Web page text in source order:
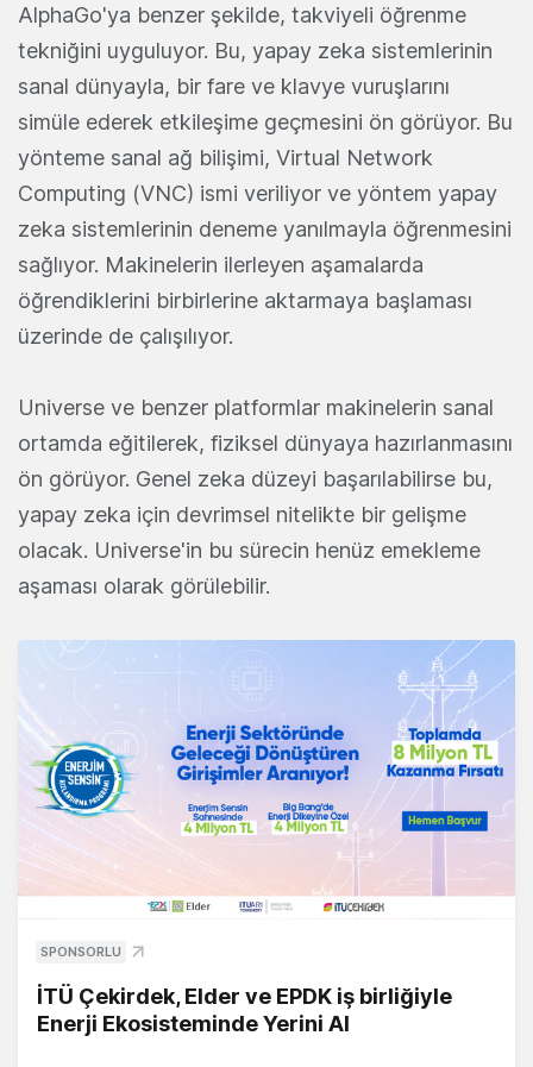
AlphaGo'ya benzer şekilde, takviyeli öğrenme
tekniğini uyguluyor. Bu, yapay zeka sistemlerinin
sanal dünyayla, bir fare ve klavye vuruşlarını
simüle ederek etkileşime geçmesini ön görüyor. Bu
yönteme sanal ağ bilişimi, Virtual Network
Computing (VNC) ismi veriliyor ve yöntem yapay
zeka sistemlerinin deneme yanılmayla öğrenmesini
sağlıyor. Makinelerin ilerleyen aşamalarda
öğrendiklerini birbirlerine aktarmaya başlaması
üzerinde de çalışılıyor.
Universe ve benzer platformlar makinelerin sanal
ortamda eğitilerek, fiziksel dünyaya hazırlanmasını
ön görüyor. Genel zeka düzeyi başarılabilirse bu,
yapay zeka için devrimsel nitelikte bir gelişme
olacak. Universe'in bu sürecin henüz emekleme
aşaması olarak görülebilir.
SPONSORLU
İTÜ Çekirdek, Elder ve EPDK iş birliğiyle
Enerji Ekosisteminde Yerini Al